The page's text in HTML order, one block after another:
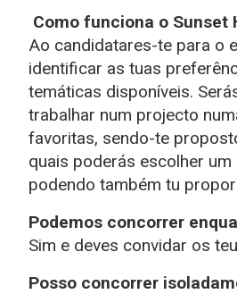
Como funciona o Sunset
Ao candidatares-te para o
identificar as tuas
temáticas disponíveis.
trabalhar num projecto
favoritas, sendo-te
quais poderás escolher um
podendo também tu
Podemos concorrer
Sim e deves convidar os
Posso concorrer